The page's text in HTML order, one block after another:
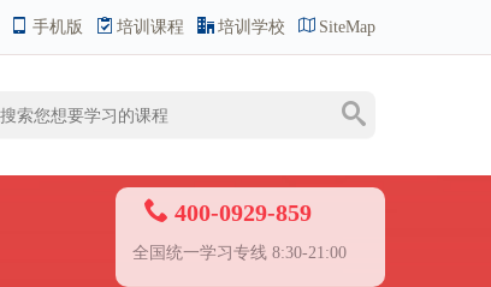
手机版 培训课程 培训学校 SiteMap
400-0929-859
全国统一学习专线 8:30-21:00